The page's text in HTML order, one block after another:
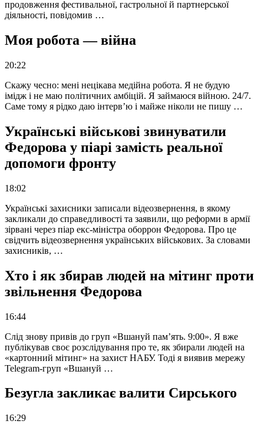
продовження фестивальної, гастрольної й партнерської
діяльності, повідомив …
Моя робота — війна
20:22
Скажу чесно: мені нецікава медійна робота. Я не будую
імідж і не маю політичних амбіцій. Я займаюся війною. 24/7.
Саме тому я рідко даю інтерв’ю і майже ніколи не пишу …
Українські військові звинуватили
Федорова у піарі замість реальної
допомоги фронту
18:02
Українські захисники записали відеозвернення, в якому
закликали до справедливості та заявили, що реформи в армії
зірвані через піар екс-міністра оборрон Федорова. Про це
свідчить відеозвернення українських військових. За словами
захисників, …
Хто і як збирав людей на мітинг проти
звільнення Федорова
16:44
Слід знову привів до груп «Вшануй пам’ять. 9:00». Я вже
публікував своє розслідування про те, як збирали людей на
«картонний мітинг» на захист НАБУ. Тоді я виявив мережу
Telegram-груп «Вшануй …
Безугла закликає валити Сирського
16:29